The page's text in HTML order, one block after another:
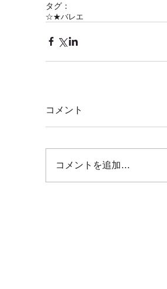
タグ：
☆★バレエ
コメント
コメントを追加…